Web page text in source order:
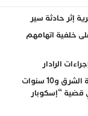
إثر حادثة سير
خلفية اتهامهم
الرادار
12سنة سجنا لبعيوي الرئيس السابق لمجلس جهة الشرق و10 سنوات
قضية “إسكوبار